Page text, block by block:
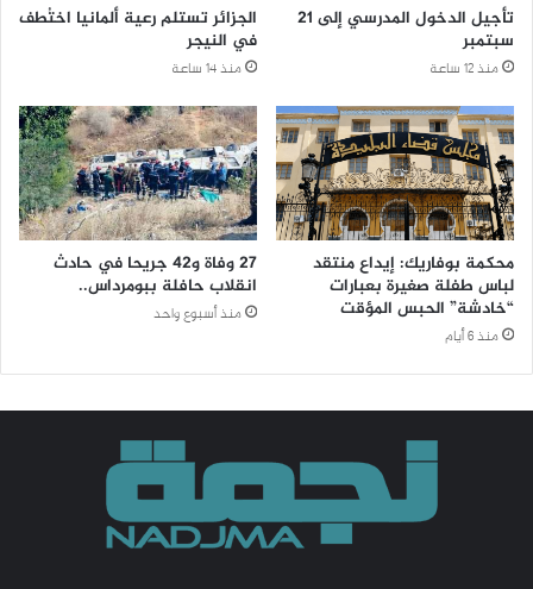
تأجيل الدخول المدرسي إلى 21
سبتمبر
منذ 12 ساعة
الجزائر تستلم رعية ألمانيا اختُطف
في النيجر
منذ 14 ساعة
محكمة بوفاريك: إيداع منتقد
لباس طفلة صغيرة بعبارات
“خادشة” الحبس المؤقت
منذ 6 أيام
27 وفاة و42 جريحا في حادث
انقلاب حافلة ببومرداس..
منذ أسبوع واحد